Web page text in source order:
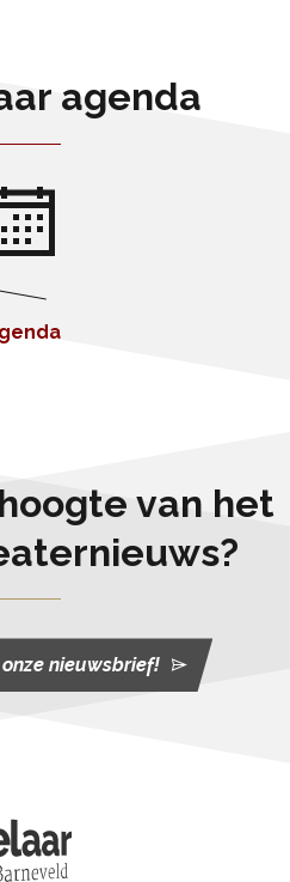
agenda
van het
nieuwsbrief!